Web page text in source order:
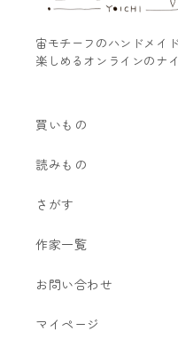
宙モチーフのハンドメイ
楽しめるオンラインのナ
買いもの
読みもの
さがす
作家一覧
お問い合わせ
マイページ